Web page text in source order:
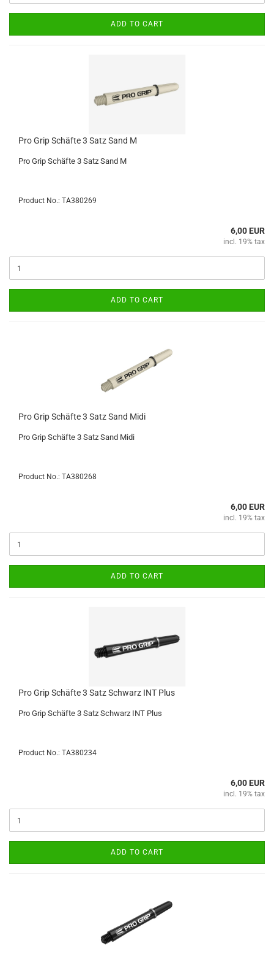
ADD TO CART
Pro Grip Schäfte 3 Satz Sand M
Pro Grip Schäfte 3 Satz Sand M
Product No.: TA380269
6,00 EUR
incl. 19% tax
ADD TO CART
Pro Grip Schäfte 3 Satz Sand Midi
Pro Grip Schäfte 3 Satz Sand Midi
Product No.: TA380268
6,00 EUR
incl. 19% tax
ADD TO CART
Pro Grip Schäfte 3 Satz Schwarz INT Plus
Pro Grip Schäfte 3 Satz Schwarz INT Plus
Product No.: TA380234
6,00 EUR
incl. 19% tax
ADD TO CART